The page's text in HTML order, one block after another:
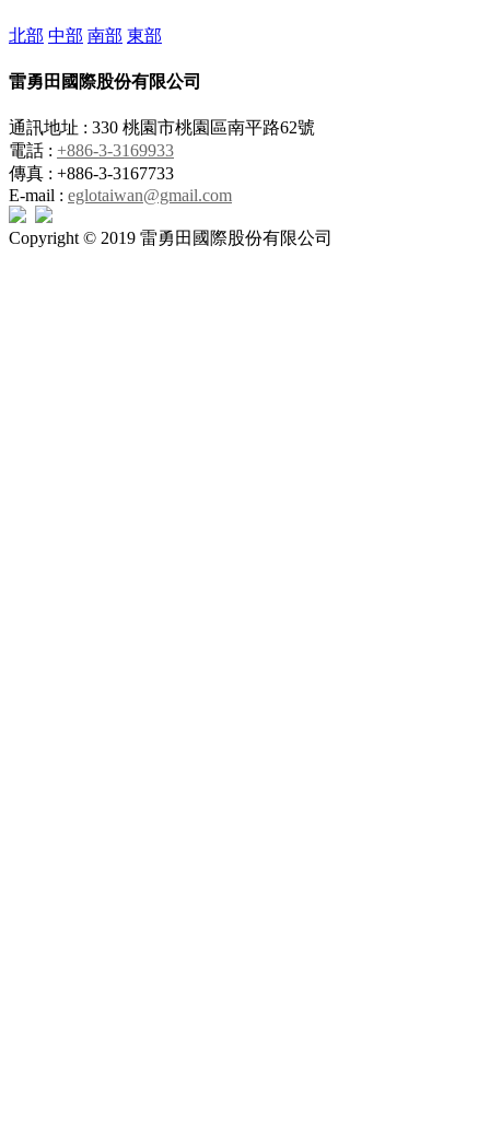
北部 中部 南部 東部
雷勇田國際股份有限公司
通訊地址 : 330 桃園市桃園區南平路62號
電話 : +886-3-3169933
傳真 : +886-3-3167733
E-mail : eglotaiwan@gmail.com
Copyright © 2019 雷勇田國際股份有限公司